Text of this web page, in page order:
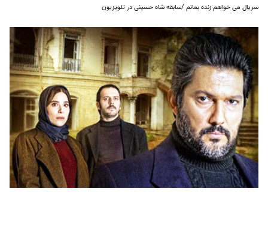
سریال می خواهم زنده بمانم /سابقه شاه حسینی در تلویزیون